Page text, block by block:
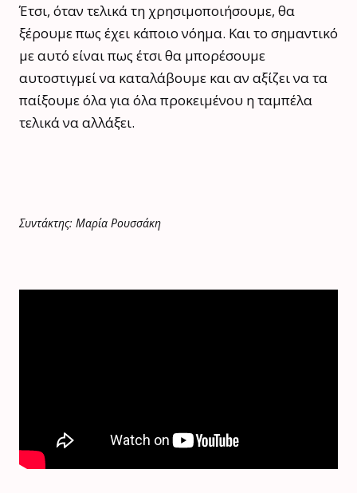
Έτσι, όταν τελικά τη χρησιμοποιήσουμε, θα
ξέρουμε πως έχει κάποιο νόημα. Και το σημαντικό
με αυτό είναι πως έτσι θα μπορέσουμε
αυτοστιγμεί να καταλάβουμε και αν αξίζει να τα
παίξουμε όλα για όλα προκειμένου η ταμπέλα
τελικά να αλλάξει.
Συντάκτης: Μαρία Ρουσσάκη